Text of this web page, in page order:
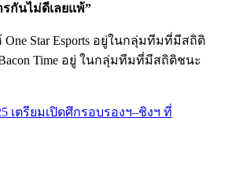
รกันไม่ดีเลยแพ้”
Star Esports อยู่ในกลุ่มทีมที่มีสถิติ
Time อยู่ ในกลุ่มทีมที่มีสถิติชนะ
เตรียมเปิดศึกรอบรองฯ–ชิงฯ ที่